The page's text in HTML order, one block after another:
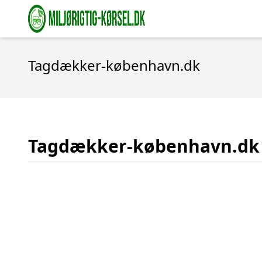
Tagdækker-københavn.dk
Tagdækker-københavn.dk